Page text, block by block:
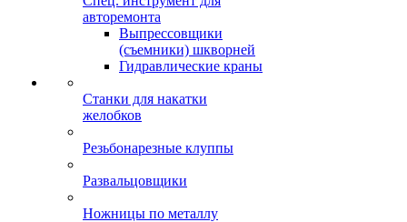
авторемонта
Выпрессовщики
(съемники) шкворней
Гидравлические краны
Станки для накатки
желобков
Резьбонарезные клуппы
Развальцовщики
Ножницы по металлу